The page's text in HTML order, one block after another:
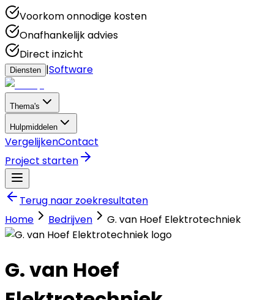
Voorkom onnodige kosten
Onafhankelijk advies
Direct inzicht
Diensten |Software
Thema's
Hulpmiddelen
VergelijkenContact
Project starten
Terug naar zoekresultaten
Home
Bedrijven G. van Hoef Elektrotechniek
G. van Hoef